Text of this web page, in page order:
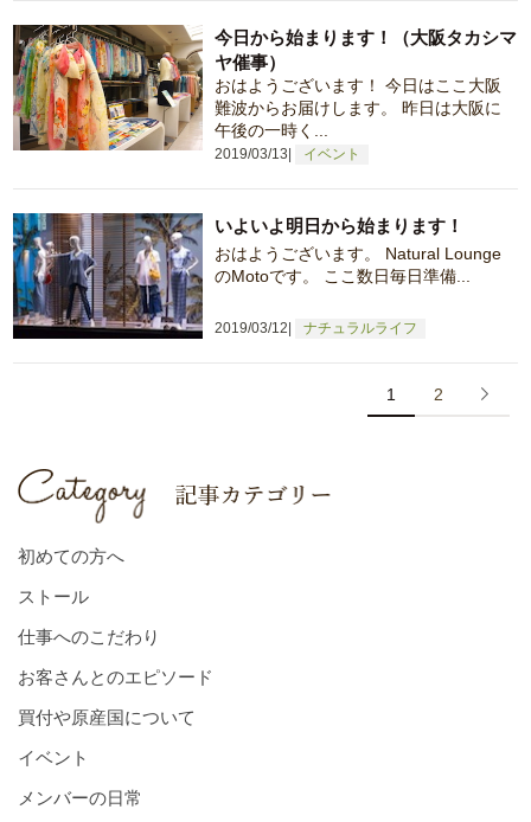
2019/03/13 イベント
今日から始まります！（大阪タカシマ
ヤ催事）
おはようございます！ 今日はここ大阪
難波からお届けします。 昨日は大阪に
午後の一時く...
2019/03/12 ナチュラルライフ
いよいよ明日から始まります！
おはようございます。 Natural Lounge
のMotoです。 ここ数日毎日準備...
1 2
初めての方へ
ストール
仕事へのこだわり
お客さんとのエピソード
買付や原産国について
イベント
メンバーの⽇常